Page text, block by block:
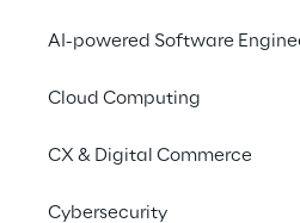
AI-powered Software
Cloud Computing
CX & Digital Commerce
Cybersecurity
En savoir plus